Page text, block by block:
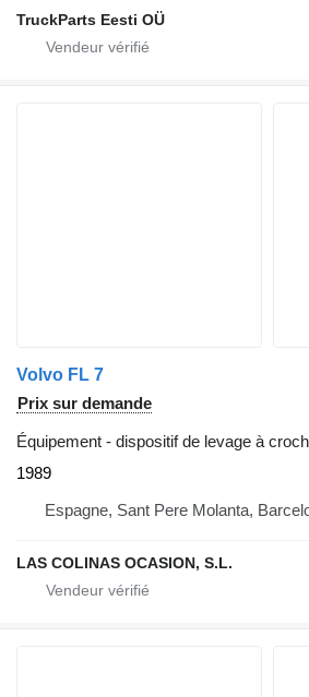
TruckParts Eesti OÜ
Volvo FL 7
Prix sur demande
Équipement - dispositif de levage à
1989
Espagne, Sant Pere Molanta,
LAS COLINAS OCASION, S.L.